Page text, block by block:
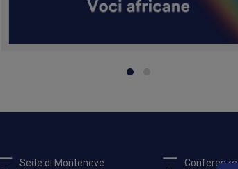
Sede di Monteneve
Conferenze